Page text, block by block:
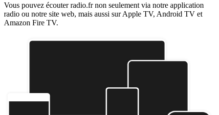
Vous pouvez écouter radio.fr non seulement via notre application
radio ou notre site web, mais aussi sur Apple TV, Android TV et
Amazon Fire TV.